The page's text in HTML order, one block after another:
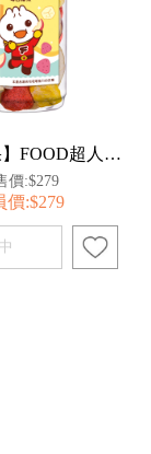
【每日優果】FOOD超人綜合水果凍乾50G
價:$279
價:$279